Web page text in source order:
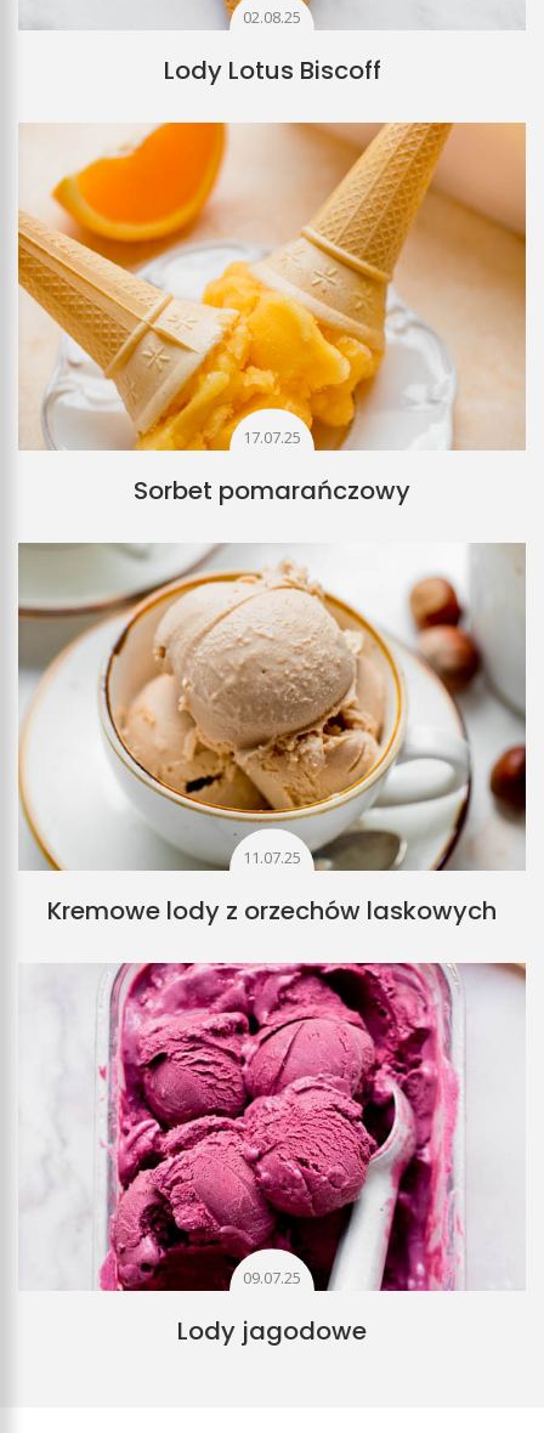
02.08.25
Lody Lotus Biscoff
17.07.25
Sorbet pomarańczowy
11.07.25
Kremowe lody z orzechów laskowych
09.07.25
Lody jagodowe